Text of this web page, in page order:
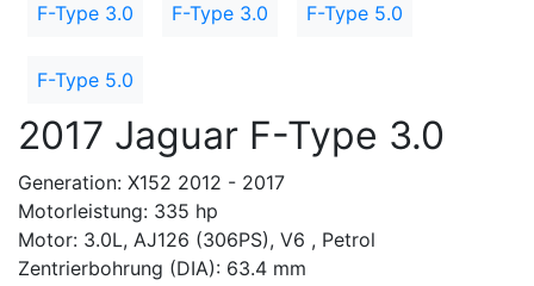
F-Type 3.0 F-Type 3.0 F-Type 5.0
F-Type 5.0
2017 Jaguar F-Type 3.0
Generation: X152 2012 - 2017
Motorleistung: 335 hp
Motor: 3.0L, AJ126 (306PS), V6 , Petrol
Zentrierbohrung (DIA): 63.4 mm